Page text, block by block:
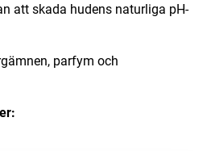
att skada hudens naturliga pH-
parfym och